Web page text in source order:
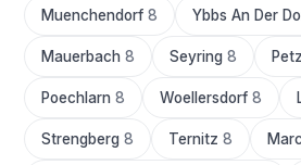
Muenchendorf 8 Ybbs An Der
Mauerbach 8 Seyring 8
Poechlarn 8 Woellersdorf 8
Strengberg 8 Ternitz 8